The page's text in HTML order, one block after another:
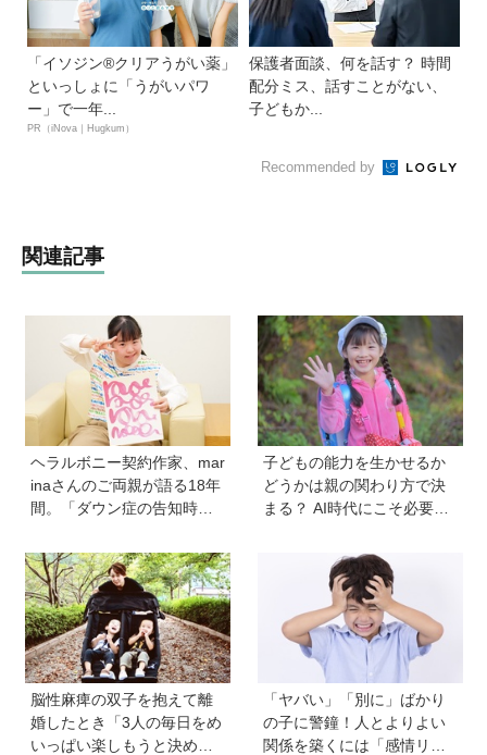
「イソジン®クリアうがい薬」
といっしょに「うがいパワ
ー」で一年...
PR（iNova｜Hugkum）
保護者面談、何を話す？ 時間
配分ミス、話すことがない、
子どもか...
Recommended by
関連記事
ヘラルボニー契約作家、mar
inaさんのご両親が語る18年
間。「ダウン症の告知時は
も前に進めた理由は…？ 古
代・宇宙文字のような《mar
ina-moji》が人気！
子どもの能力を生かせるか
どうかは親の関わり方で決
まる？ AI時代にこそ必要な
の伸ばし方と「愛される人
格」の育み方
脳性麻痺の双子を抱えて離
婚したとき「3人の毎日をめ
いっぱい楽しもうと決め
「ヤバい」「別に」ばかり
の子に警鐘！人とよりよい
関係を築くには「感情リテ